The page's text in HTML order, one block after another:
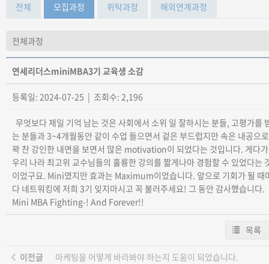
전체 모집과정 위탁과정 해외연계과정
연세리더스miniMBA3기 교육생 소감
등록일: 2024-07-25 | 조회수: 2,196
무엇보다 제일 기억 남는 것은 사회에서 소위 일 잘하시는 분들, 고평가를
는 분들과 3~4개월동안 같이 수업 들으면서 겉은 부드럽지만 속은 내공으로
꽉 찬 강인한 내면을 보면서 많은 motivation이 되었다는 것입니다. 게다가
우리 나라 최고위 교수님들의 훌륭한 강의를 짧게나마 경험할 수 있었다는
이었구요. Mini였지만 효과는 Maximum이었습니다. 앞으로 기회가 될 때
다 네트워킹에 저희 3기 잊지마시고 꼭 불러주세요! 그 동안 감사했습니다.
Mini MBA Fighting-! And Forever!!
목록
이전글 마케팅을 어떻게 바라봐야 하는지 도움이 되었습니다.